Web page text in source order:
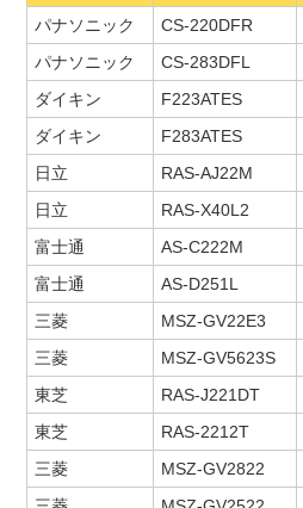
パナソニック CS-220DFR
パナソニック
CS-283DFL
ダイキン
F223ATES
ダイキン
F283ATES
日立
RAS-AJ22M
日立
RAS-X40L2
富士通
AS-C222M
富士通
AS-D251L
三菱
MSZ-GV22E3
三菱
MSZ-GV5623S
東芝
RAS-J221DT
東芝
RAS-2212T
三菱
MSZ-GV2822